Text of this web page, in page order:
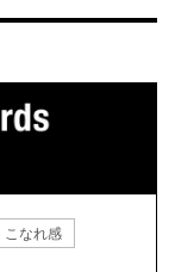
こなれ感